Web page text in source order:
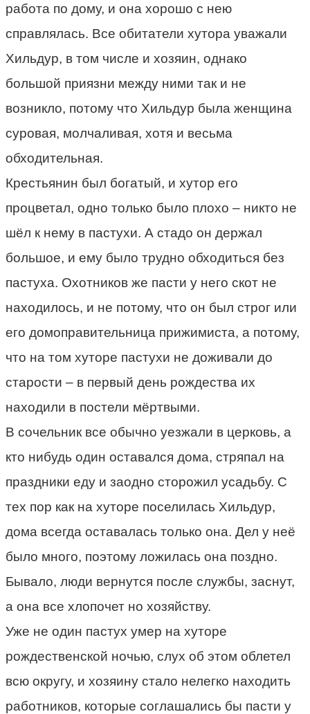
работа по дому, и она хорошо с нею
справлялась. Все обитатели хутора уважали
Хильдур, в том числе и хозяин, однако
большой приязни между ними так и не
возникло, потому что Хильдур была женщина
суровая, молчаливая, хотя и весьма
обходительная.
Крестьянин был богатый, и хутор его
процветал, одно только было плохо – никто не
шёл к нему в пастухи. А стадо он держал
большое, и ему было трудно обходиться без
пастуха. Охотников же пасти у него скот не
находилось, и не потому, что он был строг или
его домоправительница прижимиста, а потому,
что на том хуторе пастухи не доживали до
старости – в первый день рождества их
находили в постели мёртвыми.
В сочельник все обычно уезжали в церковь, а
кто нибудь один оставался дома, стряпал на
праздники еду и заодно сторожил усадьбу. С
тех пор как на хуторе поселилась Хильдур,
дома всегда оставалась только она. Дел у неё
было много, поэтому ложилась она поздно.
Бывало, люди вернутся после службы, заснут,
а она все хлопочет но хозяйству.
Уже не один пастух умер на хуторе
рождественской ночью, слух об этом облетел
всю округу, и хозяину стало нелегко находить
работников, которые соглашались бы пасти у